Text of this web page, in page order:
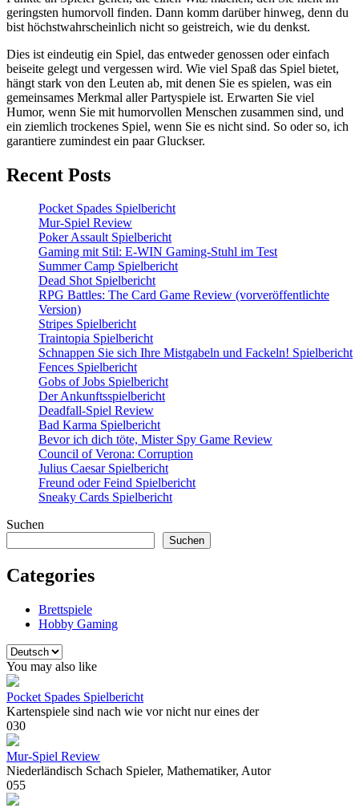
geringsten humorvoll finden. Dann komm darüber hinweg, denn du
bist höchstwahrscheinlich nicht so geistreich, wie du denkst.
Dies ist eindeutig ein Spiel, das entweder genossen oder einfach
beiseite gelegt und vergessen wird. Wie viel Spaß das Spiel bietet,
hängt stark von den Leuten ab, mit denen Sie es spielen, was ein
gemeinsames Merkmal aller Partyspiele ist. Erwarten Sie viel
Humor, wenn Sie mit humorvollen Menschen zusammen sind, und
ein ziemlich trockenes Spiel, wenn Sie es nicht sind. So oder so, ich
garantiere zumindest ein paar Gluckser.
Recent Posts
Pocket Spades Spielbericht
Mur-Spiel Review
Poker Assault Spielbericht
Gaming mit Stil: E-WIN Gaming-Stuhl im Test
Summer Camp Spielbericht
Dead Shot Spielbericht
RPG Battles: The Card Game Review (vorveröffentlichte
Version)
Stripes Spielbericht
Traintopia Spielbericht
Schnappen Sie sich Ihre Mistgabeln und Fackeln! Spielbericht
Fences Spielbericht
Gobs of Jobs Spielbericht
Der Ankunftsspielbericht
Deadfall-Spiel Review
Bad Karma Spielbericht
Bevor ich dich töte, Mister Spy Game Review
Council of Verona: Corruption
Julius Caesar Spielbericht
Freund oder Feind Spielbericht
Sneaky Cards Spielbericht
Suchen
Suchen
Categories
Brettspiele
Hobby Gaming
Sprache
auswählen
You may also like
Pocket Spades Spielbericht
Kartenspiele sind nach wie vor nicht nur eines der
030
Mur-Spiel Review
Niederländisch Schach Spieler, Mathematiker, Autor
055